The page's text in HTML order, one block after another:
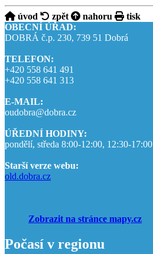
úvod zpět nahoru
tisk
OBECNÍ ÚŘAD:
DOBRÁ č.p. 230, 739 51 Dobrá
TELEFON:
+420 558 641 491
+420 558 641 313
E-MAIL:
oudobra@dobra.cz
ÚŘEDNÍ HODINY:
pondělí, středa 8:00-12:00, 12:30-17:00
Starší verze webu:
old.dobra.cz
Zobrazit na stránce mapy.cz
Počasí v regionu